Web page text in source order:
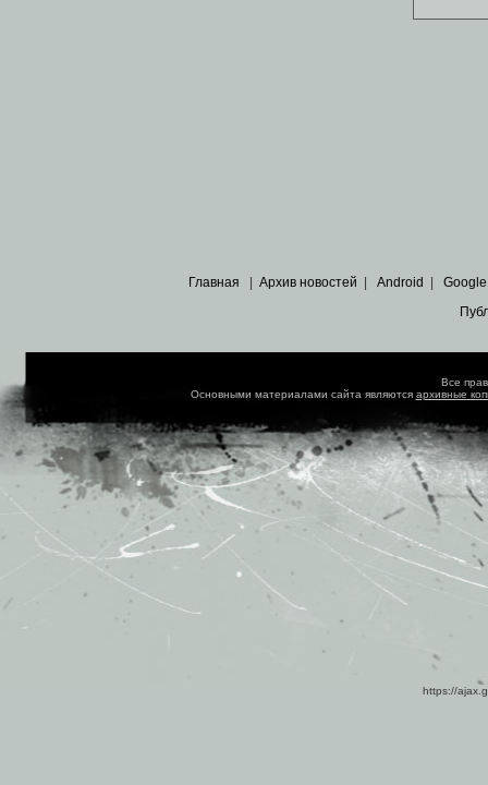
Главная Архив новостей Android Google
Все
Основными материалами сайта являются архивные
https://